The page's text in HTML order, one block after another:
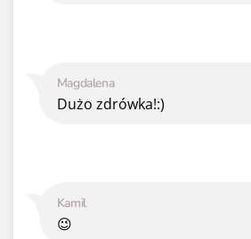
Kamil
😉
Magdalena
Dużo zdrówka!:)